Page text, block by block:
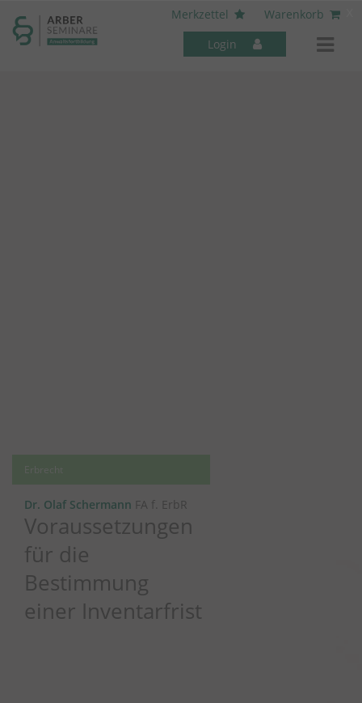
Merkzettel
Warenkorb
Login
Dr. Olaf Schermann FA f. ErbR
Voraussetzungen
für die
Bestimmung
einer Inventarfrist